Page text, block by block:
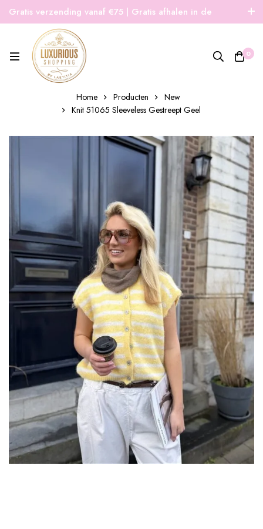
Gratis verzending vanaf €75 | Gratis afhalen in de
winkel | Snelle verzending
0
Home Producten
New
Knit 51065 Sleeveless Gestreept Geel